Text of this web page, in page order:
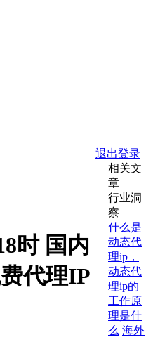
退出登录
时 国内
代理IP
相关文
章
行业洞
察
什么是
动态代
理ip，
动态代
理ip的
工作原
理是什
么 海外